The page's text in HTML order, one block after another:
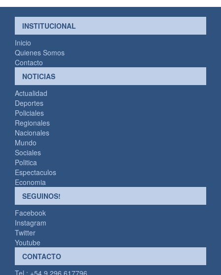
INSTITUCIONAL
Inicio
Quienes Somos
Contacto
NOTICIAS
Actualidad
Deportes
Policiales
Regionales
Nacionales
Mundo
Sociales
Politica
Espectaculos
Economia
SEGUINOS!
Facebook
Instagram
Twitter
Youtube
CONTACTO
Tel.: +54 9 296 617796